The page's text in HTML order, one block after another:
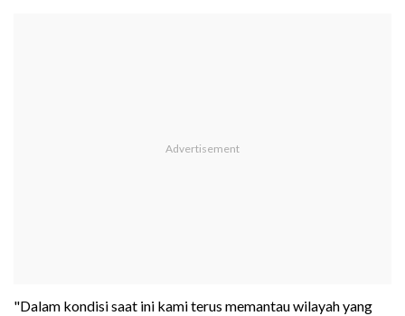
"Dalam kondisi saat ini kami terus memantau wilayah yang